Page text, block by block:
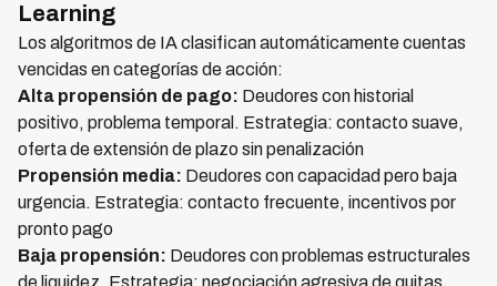
Learning
Los algoritmos de IA clasifican automáticamente cuentas
vencidas en categorías de acción:
Alta propensión de pago: Deudores con historial
positivo, problema temporal. Estrategia: contacto suave,
oferta de extensión de plazo sin penalización
Propensión media: Deudores con capacidad pero baja
urgencia. Estrategia: contacto frecuente, incentivos por
pronto pago
Baja propensión: Deudores con problemas estructurales